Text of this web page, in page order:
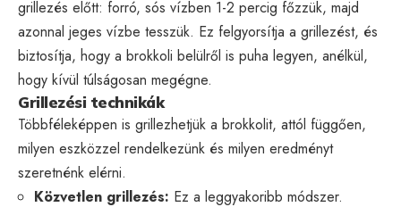
grillezés előtt: forró, sós vízben 1-2 percig főzzük, majd
azonnal jeges vízbe tesszük. Ez felgyorsítja a grillezést, és
biztosítja, hogy a brokkoli belülről is puha legyen, anélkül,
hogy kívül túlságosan megégne.
Grillezési technikák
Többféleképpen is grillezhetjük a brokkolit, attól függően,
milyen eszközzel rendelkezünk és milyen eredményt
szeretnénk elérni.
Közvetlen grillezés: Ez a leggyakoribb módszer.